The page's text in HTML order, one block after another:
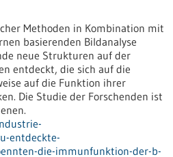
Methoden in Kombination mit
basierenden Bildanalyse
neue Strukturen auf der
entdeckt, die sich auf die
auf die Funktion ihrer
Die Studie der Forschenden ist
entdeckte-
die-immunfunktion-der-b-